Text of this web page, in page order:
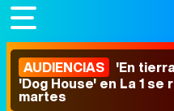
AUDIENCIAS 'En
'Dog House' en La 1
martes